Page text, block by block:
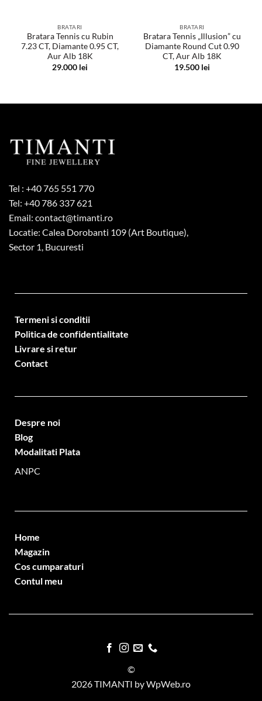
BRATARI
Bratara Tennis cu Rubin
7.23 CT, Diamante 0.95 CT,
Aur Alb 18K
29.000 lei
BRATARI
Bratara Tennis „Illusion” cu
Diamante Round Cut 0.90
CT, Aur Alb 18K
19.500 lei
Tel : +40 765 551 770
Tel: +40 786 337 621
Email: contact@timanti.ro
Locatie: Calea Dorobanti 109 (Art Boutique),
Sector 1, Bucuresti
Termeni si conditii
Politica de confidentialitate
Livrare si retur
Contact
Despre noi
Blog
Modalitati Plata
ANPC
Home
Magazin
Cos cumparaturi
Contul meu
©
2026 TIMANTI by WpWeb.ro